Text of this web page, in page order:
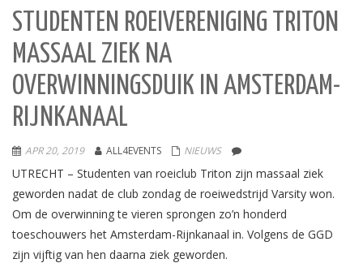
STUDENTEN ROEIVERENIGING TRITON
MASSAAL ZIEK NA
OVERWINNINGSDUIK IN AMSTERDAM-
RIJNKANAAL
APR 20, 2019 ALL4EVENTS NIEUWS
UTRECHT – Studenten van roeiclub Triton zijn massaal ziek
geworden nadat de club zondag de roeiwedstrijd Varsity won.
Om de overwinning te vieren sprongen zo’n honderd
toeschouwers het Amsterdam-Rijnkanaal in. Volgens de GGD
zijn vijftig van hen daarna ziek geworden.